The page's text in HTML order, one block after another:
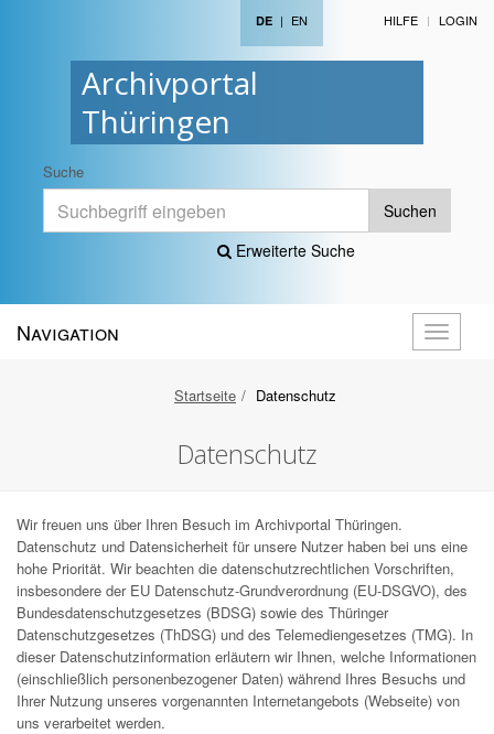
Archivportal
Thüringen
DE | EN HILFE LOGIN
Suche
Suchen
Erweiterte Suche
öffnen
Navigation
Startseite Datenschutz
Datenschutz
Wir freuen uns über Ihren Besuch im Archivportal Thüringen.
Datenschutz und Datensicherheit für unsere Nutzer haben bei uns eine
hohe Priorität. Wir beachten die datenschutzrechtlichen Vorschriften,
insbesondere der EU Datenschutz-Grundverordnung (EU-DSGVO), des
Bundesdatenschutzgesetzes (BDSG) sowie des Thüringer
Datenschutzgesetzes (ThDSG) und des Telemediengesetzes (TMG). In
dieser Datenschutzinformation erläutern wir Ihnen, welche Informationen
(einschließlich personenbezogener Daten) während Ihres Besuchs und
Ihrer Nutzung unseres vorgenannten Internetangebots (Webseite) von
uns verarbeitet werden.